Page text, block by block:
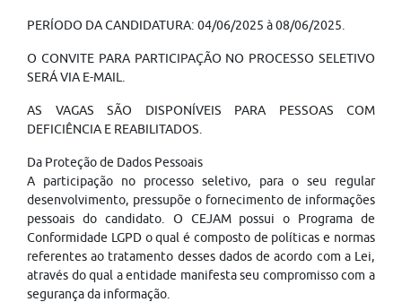
PERÍODO DA CANDIDATURA: 04/06/2025 à 08/06/2025.
O CONVITE PARA PARTICIPAÇÃO NO PROCESSO SELETIVO
SERÁ VIA E-MAIL.
AS VAGAS SÃO DISPONÍVEIS PARA PESSOAS COM
DEFICIÊNCIA E REABILITADOS.
Da Proteção de Dados Pessoais
A participação no processo seletivo, para o seu regular
desenvolvimento, pressupõe o fornecimento de informações
pessoais do candidato. O CEJAM possui o Programa de
Conformidade LGPD o qual é composto de políticas e normas
referentes ao tratamento desses dados de acordo com a Lei,
através do qual a entidade manifesta seu compromisso com a
segurança da informação.